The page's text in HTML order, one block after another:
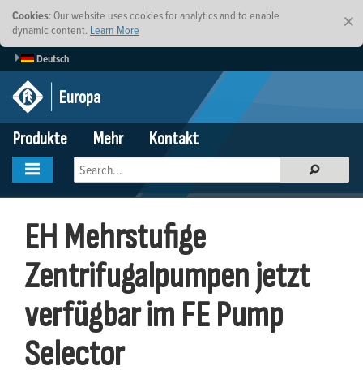
×
Cookies: Our website uses cookies for analytics and to enable
dynamic content. Learn More
Deutsch
Europa
Produkte
Mehr Kontakt
EH Mehrstufige
Zentrifugalpumpen jetzt
verfügbar im FE Pump
Selector